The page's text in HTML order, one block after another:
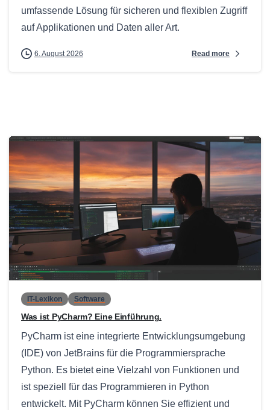
umfassende Lösung für sicheren und flexiblen Zugriff
auf Applikationen und Daten aller Art.
6. August 2026 Read more
IT-Lexikon Software
Was ist PyCharm? Eine Einführung.
PyCharm ist eine integrierte Entwicklungsumgebung
(IDE) von JetBrains für die Programmiersprache
Python. Es bietet eine Vielzahl von Funktionen und
ist speziell für das Programmieren in Python
entwickelt. Mit PyCharm können Sie effizient und